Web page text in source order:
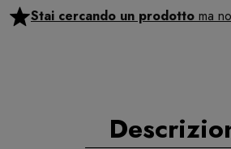
Stai cercando un prodotto ma